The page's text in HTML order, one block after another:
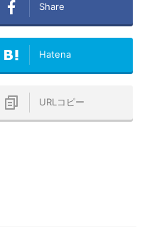
Share
Hatena
URLコピー